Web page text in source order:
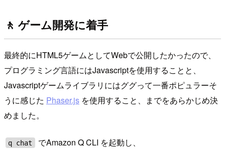
🚶 ゲーム開発に着手
最終的にHTML5ゲームとしてWebで公開したかったので、
プログラミング言語にはJavascriptを使用することと、
Javascriptゲームライブラリにはググって一番ポピュラーそ
うに感じた Phaser.js を使用すること、までをあらかじめ決
めました。
q chat でAmazon Q CLI を起動し、